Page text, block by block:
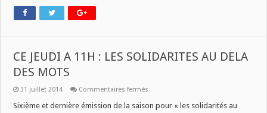
CE JEUDI A 11H : LES SOLIDARITES AU DELA
DES MOTS
31 juillet 2014 Commentaires fermés
JEUDI
Sixième et dernière émission de la saison pour « les solidarités au